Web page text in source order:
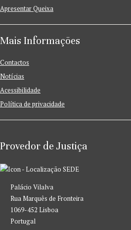
Apresentar Queixa
Mais Informações
Contactos
Notícias
Acessibilidade
Política de privacidade
Provedor de Justiça
SEDE
Palácio Vilalva
Rua Marquês de Fronteira
1069-452 Lisboa
Portugal